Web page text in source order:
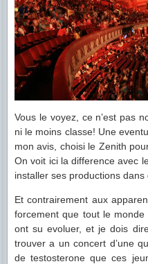
Vous le voyez, ce n’est pas
ni le moins classe! Une
mon avis, choisi le Zenith
On voit ici la difference avec
installer ses productions dans
Et contrairement aux
forcement que tout le
ont su evoluer, et je dois
trouver a un concert d’une
de testosterone que ces